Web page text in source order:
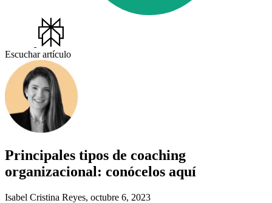
Escuchar artículo
Principales tipos de coaching
organizacional: conócelos aquí
Isabel Cristina Reyes, octubre 6, 2023